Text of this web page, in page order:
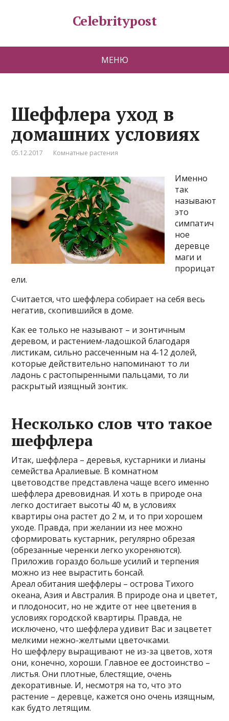
Celebritypost
МЕНЮ
Шеффлера уход в
домашних условиях
05.12.2017 Комнатные растения
Именно
так
называют
это
симпатич
ное
деревце
маги и
прорицат
ели.
Считается, что шеффлера собирает на себя весь
негатив, скопившийся в доме.
Как ее только не называют – и зонтичным
деревом, и растением-ладошкой благодаря
листикам, сильно рассеченным на 4-12 долей,
которые действительно напоминают то ли
ладонь с растопыренными пальцами, то ли
раскрытый изящный зонтик.
Несколько слов что такое
шеффлера
Итак, шеффлера – деревья, кустарники и лианы
семейства Аралиевые. В комнатном
цветоводстве представлена чаще всего именно
шеффлера древовидная. И хоть в природе она
легко достигает высоты 40 м, в условиях
квартиры она растет до 2 м, и то при хорошем
уходе. Правда, при желании из нее можно
сформировать кустарник, регулярно обрезая
(обрезанные черенки легко укореняются).
Приложив гораздо больше усилий и терпения
можно из нее вырастить бонсай.
Ареал обитания шеффлеры – острова Тихого
океана, Азия и Австралия. В природе она и цветет,
и плодоносит, но не ждите от нее цветения в
условиях городской квартиры. Правда, не
исключено, что шеффлера удивит Вас и зацветет
мелкими нежно-желтыми цветочками.
Но шеффлеру выращивают не из-за цветов, хотя
они, конечно, хороши. Главное ее достоинство –
листья. Они плотные, блестящие, очень
декоративные. И, несмотря на то, что это
растение – деревце, кажется оно очень изящным,
как будто летящим.